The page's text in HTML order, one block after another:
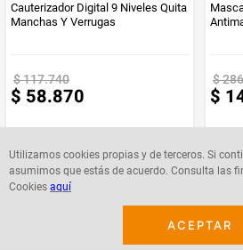
Utilizamos cookies propias y de terceros. Si
asumimos que estás de acuerdo. Consulta las
Cookies aquí
ACEPTAR
Cauterizador Digital 9 Niveles Quita
Manchas Y Verrugas
$117.740
$ 58.870
$286
$